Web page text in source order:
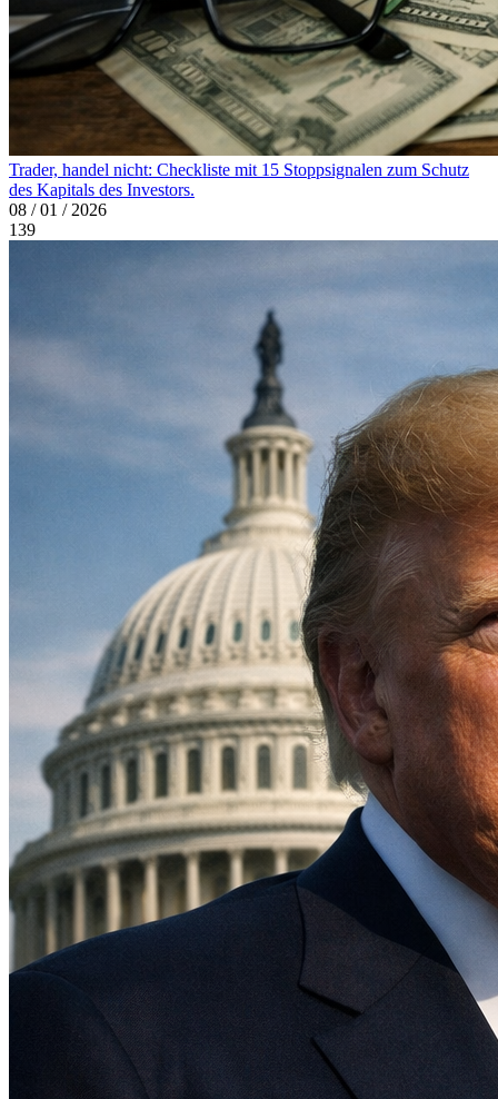
Trader, handel nicht: Checkliste mit 15 Stoppsignalen zum Schutz
des Kapitals des Investors.
08 / 01 / 2026
139